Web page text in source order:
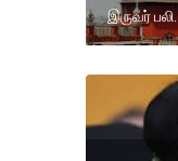
இருவர்